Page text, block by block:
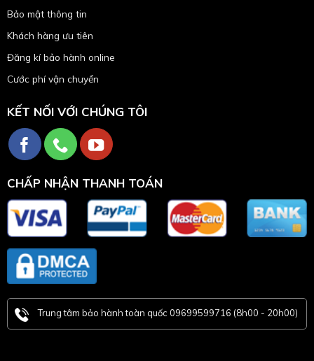
Bảo mật thông tin
Khách hàng ưu tiên
Đăng kí bảo hành online
Cước phí vận chuyển
KẾT NỐI VỚI CHÚNG TÔI
CHẤP NHẬN THANH TOÁN
Trung tâm bảo hành toàn quốc 09699599716 (8h00 - 20h00)